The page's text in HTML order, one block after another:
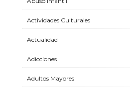
Actividades Culturales
Actualidad
Adicciones
Adultos Mayores